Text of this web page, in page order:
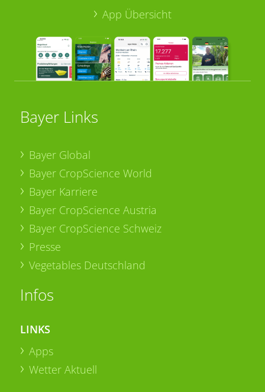
App Übersicht
Bayer Links
Bayer Global
Bayer CropScience World
Bayer Karriere
Bayer CropScience Austria
Bayer CropScience Schweiz
Presse
Vegetables Deutschland
Infos
LINKS
Apps
Wetter Aktuell